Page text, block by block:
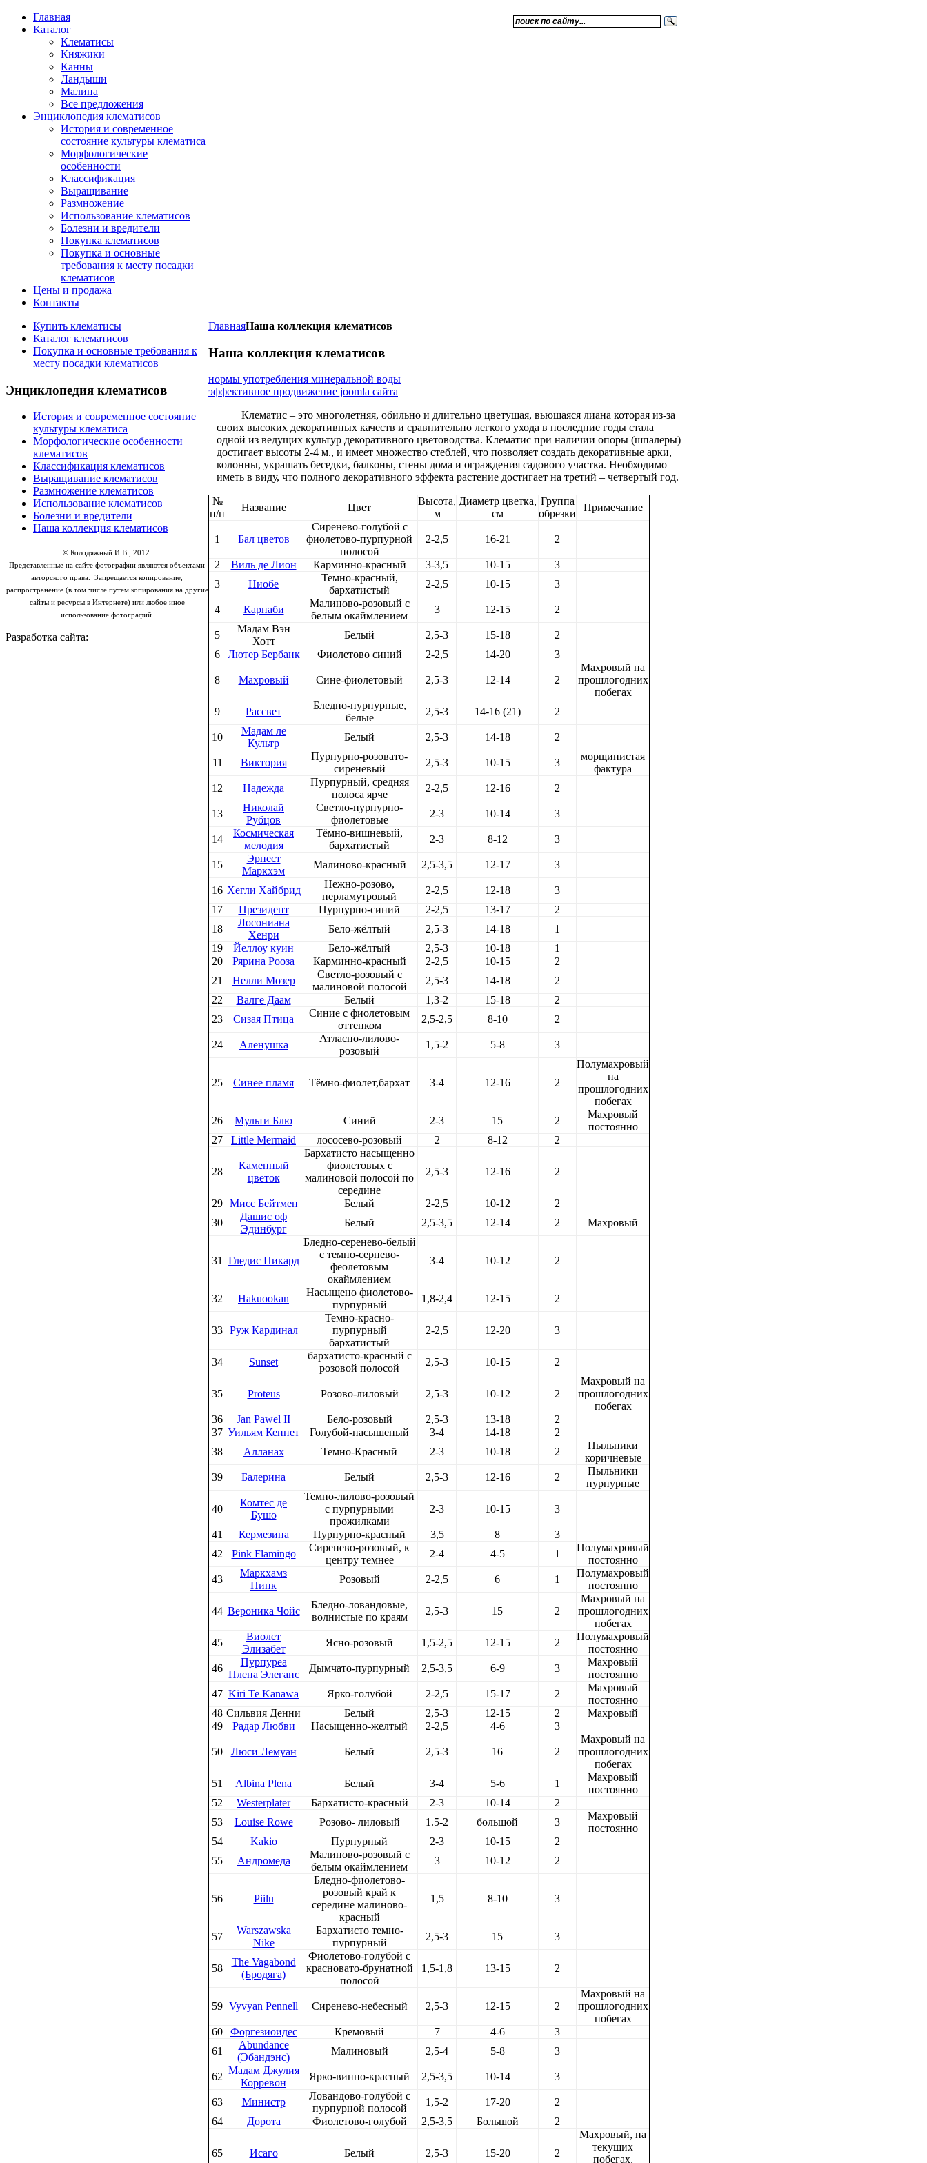
Главная
Каталог
Клематисы
Княжики
Канны
Ландыши
Малина
Все предложения
Энциклопедия клематисов
История и современное
состояние культуры клематиса
Морфологические
особенности
Классификация
Выращивание
Размножение
Использование клематисов
Болезни и вредители
Покупка клематисов
Покупка и основные
требования к месту посадки
клематисов
Цены и продажа
Контакты
ГлавнаяНаша коллекция клематисов
Наша коллекция клематисов
нормы употребления минеральной воды
эффективное продвижение joomla сайта
Клематис – это многолетняя, обильно и длительно цветущая, вьющаяся лиана которая из-за
своих высоких декоративных качеств и сравнительно легкого ухода в последние годы стала
одной из ведущих культур декоративного цветоводства. Клематис при наличии опоры (шпалеры)
достигает высоты 2-4 м., и имеет множество стеблей, что позволяет создать декоративные арки,
колонны, украшать беседки, балконы, стены дома и ограждения садового участка. Необходимо
иметь в виду, что полного декоративного эффекта растение достигает на третий – четвертый год.
№
п/п
Название Цвет
Высота,
м
Диаметр цветка,
см
Группа
обрезки
Примечание
1 Бал цветов
Сиренево-голубой с
фиолетово-пурпурной
полосой
2-2,5 16-21 2
2 Виль де Лион Карминно-красный 3-3,5 10-15
3
3
Ниобе
Темно-красный,
бархатистый
2-2,5 10-15 3
4 Карнаби
Малиново-розовый с
белым окаймлением
3 12-15 2
5
Мадам Вэн
Хотт
Белый 2,5-3 15-18
2
6
Лютер Бербанк Фиолетово синий 2-2,5 14-20 3
8 Махровый Сине-фиолетовый 2,5-3 12-14 2
Махровый на
прошлогодних
побегах
9
Рассвет
Бледно-пурпурные,
белые
2,5-3 14-16 (21) 2
10
Мадам ле
Культр
Белый 2,5-3 14-18 2
11 Виктория
Пурпурно-розовато-
сиреневый
2,5-3 10-15 3
морщинистая
фактура
12
Надежда
Пурпурный, средняя
полоса ярче
2-2,5 12-16 2
13
Николай
Рубцов
Светло-пурпурно-
фиолетовые
2-3 10-14 3
14
Космическая
мелодия
Тёмно-вишневый,
бархатистый
2-3 8-12 3
15
Эрнест
Маркхэм
Малиново-красный 2,5-3,5 12-17 3
16 Хегли Хайбрид
Нежно-розово,
перламутровый
2-2,5 12-18
3
17
Президент Пурпурно-синий 2-2,5 13-17
2
18
Лосониана
Хенри
Бело-жёлтый 2,5-3 14-18
1
19
Йеллоу куин Бело-жёлтый 2,5-3 10-18
1
20
Рярина Рооза Карминно-красный 2-2,5 10-15
2
21
Нелли Мозер
Светло-розовый с
малиновой полосой
2,5-3 14-18
2
22
Валге Даам Белый 1,3-2 15-18
2
23
Сизая Птица
Синие с фиолетовым
оттенком
2,5-2,5 8-10 2
24 Аленушка
Атласно-лилово-
розовый
1,5-2 5-8 3
25 Синее пламя Тёмно-фиолет,бархат 3-4 12-16 2
Полумахровый
на
прошлогодних
побегах
26
Мульти Блю Синий 2-3 15 2
Махровый
постоянно
27
Little Mermaid лососево-розовый 2 8-12 2
28
Каменный
цветок
Бархатисто насыщенно
фиолетовых с
малиновой полосой по
середине
2,5-3 12-16 2
29 Мисс Бейтмен Белый 2-2,5 10-12
2
30
Дашис оф
Эдинбург
Белый 2,5-3,5 12-14 2 Махровый
31 Гледис Пикард
Бледно-серенево-белый
с темно-сернево-
феолетовым
окаймлением
3-4 10-12 2
32 Hakuookan
Насыщено фиолетово-
пурпурный
1,8-2,4 12-15 2
33 Руж Кардинал
Темно-красно-
пурпурный
бархатистый
2-2,5 12-20 3
34 Sunset
бархатисто-красный с
розовой полосой
2,5-3 10-15 2
35 Proteus Розово-лиловый 2,5-3 10-12 2
Махровый на
прошлогодних
побегах
36
Jan Pawel II Бело-розовый 2,5-3 13-18
2
37 Уильям Кеннет Голубой-насышеный 3-4 14-18
2
38
Алланах Темно-Красный 2-3 10-18 2
Пыльники
коричневые
39
Балерина Белый 2,5-3 12-16 2
Пыльники
пурпурные
40
Комтес де
Бушо
Темно-лилово-розовый
с пурпурными
прожилками
2-3 10-15 3
41 Кермезина Пурпурно-красный 3,5 8
3
42
Pink Flamingo
Сиренево-розовый, к
центру темнее
2-4 4-5 1
Полумахровый
постоянно
43
Маркхамз
Пинк
Розовый 2-2,5 6 1
Полумахровый
постоянно
44 Вероника Чойс
Бледно-ловандовые,
волнистые по краям
2,5-3 15 2
Махровый на
прошлогодних
побегах
45
Виолет
Элизабет
Ясно-розовый 1,5-2,5 12-15 2
Полумахровый
постоянно
46
Пурпуреа
Плена Элеганс
Дымчато-пурпурный 2,5-3,5 6-9 3
Махровый
постоянно
47 Kiri Te Kanawa Ярко-голубой 2-2,5 15-17 2
Махровый
постоянно
48 Сильвия Денни Белый 2,5-3 12-15 2
Махровый
49
Радар Любви Насыщенно-желтый 2-2,5 4-6 3
50 Люси Лемуан Белый 2,5-3 16 2
Махровый на
прошлогодних
побегах
51
Albina Plena Белый 3-4 5-6 1
Махровый
постоянно
52
Westerplater Бархатисто-красный 2-3 10-14
2
53
Louise Rowe Розово- лиловый 1.5-2 большой 3
Махровый
постоянно
54
Kakio Пурпурный 2-3 10-15
2
55
Андромеда
Малиново-розовый с
белым окаймлением
3 10-12 2
56 Piilu
Бледно-фиолетово-
розовый край к
середине малиново-
красный
1,5 8-10 3
57
Warszawska
Nike
Бархатисто темно-
пурпурный
2,5-3 15 3
58
The Vagabond
(Бродяга)
Фиолетово-голубой с
красновато-брунатной
полосой
1,5-1,8 13-15 2
59 Vyvyan Pennell Сиренево-небесный 2,5-3 12-15 2
Махровый на
прошлогодних
побегах
60
Форгезиоидес Кремовый 7 4-6
3
61
Abundance
(Эбандэнс)
Малиновый 2,5-4 5-8 3
62
Мадам Джулия
Корревон
Ярко-винно-красный 2,5-3,5 10-14 3
63 Министр
Ловандово-голубой с
пурпурной полосой
1,5-2 17-20
2
64
Дорота Фиолетово-голубой 2,5-3,5 Большой 2
65 Исаго Белый 2,5-3 15-20 2
Махровый, на
текущих
побегах,
Купить клематисы
Каталог клематисов
Покупка и основные требования к
месту посадки клематисов
Энциклопедия клематисов
История и современное состояние
культуры клематиса
Морфологические особенности
клематисов
Классификация клематисов
Выращивание клематисов
Размножение клематисов
Использование клематисов
Болезни и вредители
Наша коллекция клематисов
© Колодяжный И.В., 2012.
Представленные на сайте фотографии являются объектами
авторского права.
Запрещается копирование,
распространение (в том числе путем копирования на другие
сайты и ресурсы в Интернете) или любое иное
использование фотографий.
Разработка сайта: